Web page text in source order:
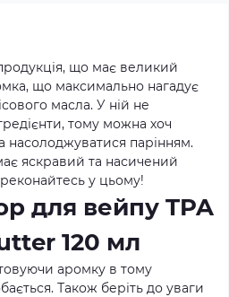
що має великий
що максимально нагадує
масла. У ній не
тому можна хоч
парінням.
яскравий та насичений
у цьому!
для вейпу TPA
120 мл
аромку в тому
Також беріть до уваги